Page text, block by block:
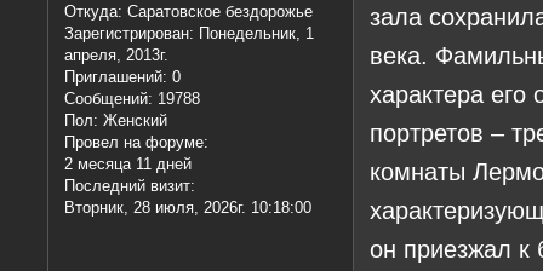
Откуда: Саратовское бездорожье
Зарегистрирован: Понедельник, 1
апреля, 2013г.
Приглашений: 0
Сообщений: 19788
Пол: Женский
Провел на форуме:
2 месяца 11 дней
Последний визит:
Вторник, 28 июля, 2026г. 10:18:00
зала
века.
характера его
портретов –
комнаты
он приезжал к